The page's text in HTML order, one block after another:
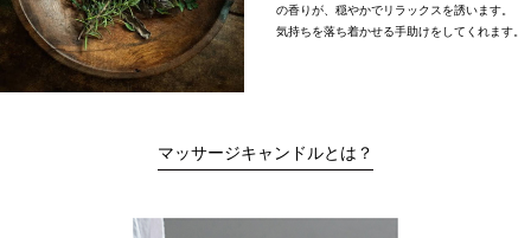
の香りが、穏やかでリラックスを誘います。
気持ちを落ち着かせる手助けをしてくれます。
マッサージキャンドルとは？